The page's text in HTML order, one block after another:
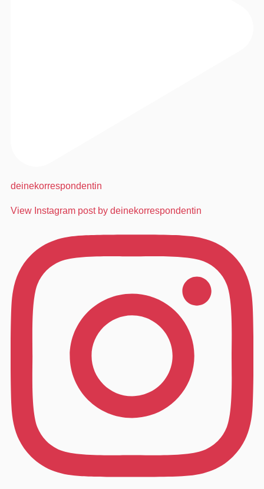
deinekorrespondentin
View Instagram post by deinekorrespondentin